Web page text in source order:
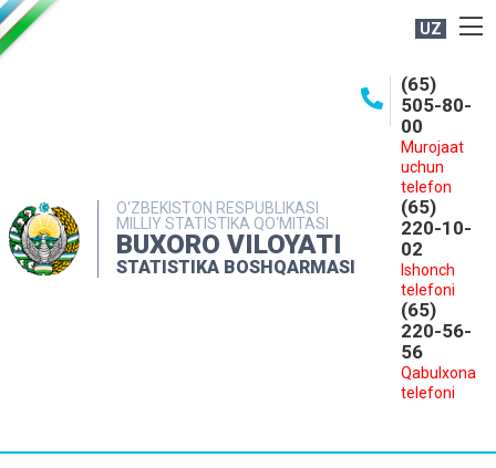
UZ
O‘ZBEKISTON RESPUBLIKASI
MILLIY STATISTIKA QO‘MITASI
BUXORO VILOYATI
STATISTIKA BOSHQARMASI
(65)
505-80-
00
Murojaat
uchun
telefon
(65)
220-10-
02
Ishonch
telefoni
(65)
220-56-
56
Qabulxona
telefoni
MATBUOT XIZMATI
MUROJAATLAR